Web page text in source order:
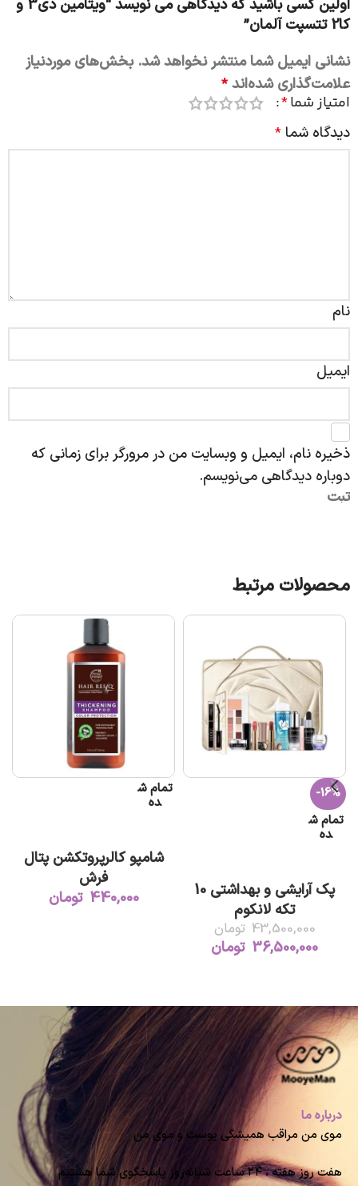
اولین کسی باشید که دیدگاهی می نویسد “ویتامین دی3 و
کا2 تتسپت آلمان”
نشانی ایمیل شما منتشر نخواهد شد. بخش‌های موردنیاز
علامت‌گذاری شده‌اند *
امتیاز شما*
دیدگاه شما *
نام
ایمیل
ذخیره نام، ایمیل و وبسایت من در مرورگر برای زمانی که
دوباره دیدگاهی می‌نویسم.
محصولات مرتبط
-16%
تمام ش
ده
پک آرایشی و بهداشتی 10
تکه لانکوم
43,500,000 تومان
36,500,000 تومان
تمام ش
ده
شامپو کالرپروتکشن پتال
فرش
440,000 تومان
درباره ما
موی من مراقب همیشگی پوست و موی من
هفت روز هفته ، ۲۴ ساعت شبانه‌روز پاسخگوی شما هستیم